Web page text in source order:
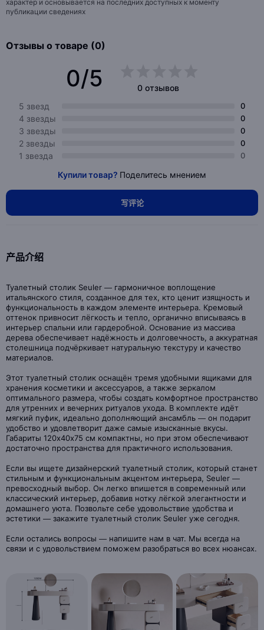
характер и основывается на последних доступных к моменту
публикации сведениях
Отзывы о товаре (0)
0/5
0 отзывов
5 звезд
0
4 звезды 0
3 звезды 0
2 звезды 0
1 звезда 0
Купили товар? Поделитесь мнением
写评论
产品介绍
Туалетный столик Seuler — гармоничное воплощение
итальянского стиля, созданное для тех, кто ценит изящность и
функциональность в каждом элементе интерьера. Кремовый
оттенок привносит лёгкость и тепло, органично вписываясь в
интерьер спальни или гардеробной. Основание из массива
дерева обеспечивает надёжность и долговечность, а аккуратная
столешница подчёркивает натуральную текстуру и качество
материалов.
Этот туалетный столик оснащён тремя удобными ящиками для
хранения косметики и аксессуаров, а также зеркалом
оптимального размера, чтобы создать комфортное пространство
для утренних и вечерних ритуалов ухода. В комплекте идёт
мягкий пуфик, идеально дополняющий ансамбль — он подарит
удобство и удовлетворит даже самые изысканные вкусы.
Габариты 120х40х75 см компактны, но при этом обеспечивают
достаточно пространства для практичного использования.
Если вы ищете дизайнерский туалетный столик, который станет
стильным и функциональным акцентом интерьера, Seuler —
превосходный выбор. Он легко впишется в современный или
классический интерьер, добавив нотку лёгкой элегантности и
домашнего уюта. Позвольте себе удовольствие удобства и
эстетики — закажите туалетный столик Seuler уже сегодня.
Если остались вопросы — напишите нам в чат. Мы всегда на
связи и с удовольствием поможем разобраться во всех нюансах.